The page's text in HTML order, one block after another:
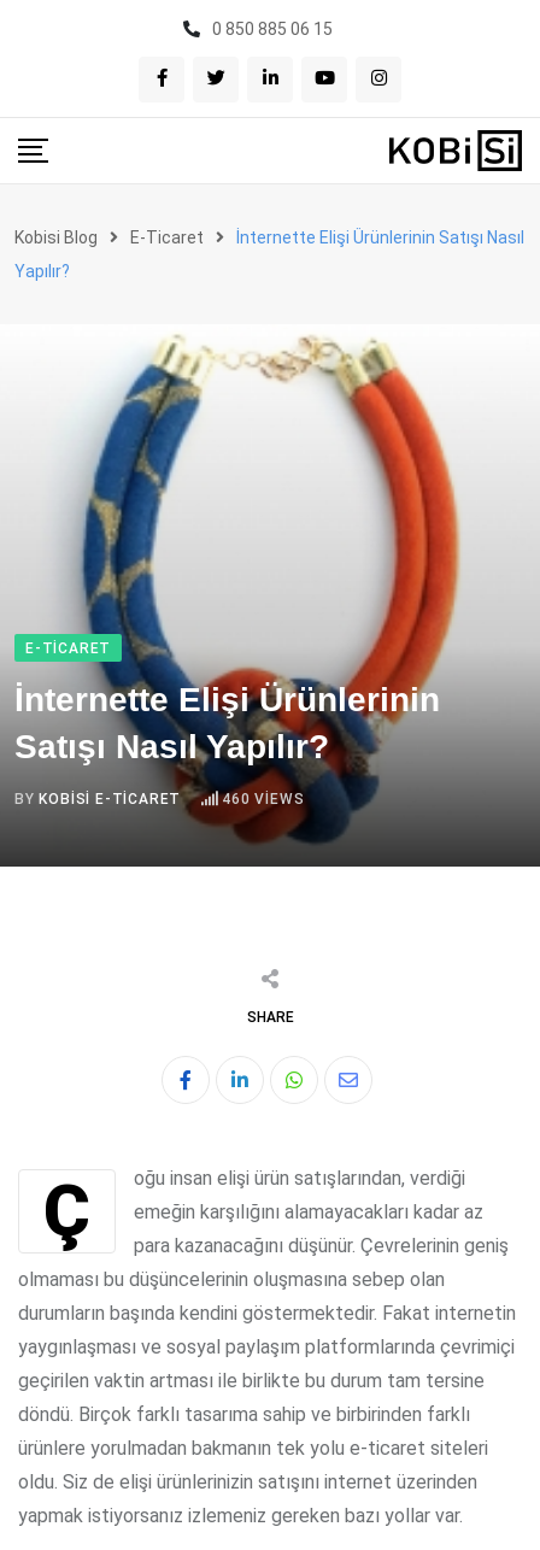
0 850 885 06 15
Kobisi Blog E-Ticaret
İnternette Elişi Ürünlerinin Satışı Nasıl
Yapılır?
E-TICARET
İnternette Elişi Ürünlerinin
Satışı Nasıl Yapılır?
BY KOBISI E-TICARET 460 VIEWS
SHARE
Whatsapp
Share
Çoğu insan elişi ürün satışlarından, verdiği
emeğin karşılığını alamayacakları kadar az
para kazanacağını düşünür. Çevrelerinin geniş
olmaması bu düşüncelerinin oluşmasına sebep olan
durumların başında kendini göstermektedir. Fakat internetin
yaygınlaşması ve sosyal paylaşım platformlarında çevrimiçi
geçirilen vaktin artması ile birlikte bu durum tam tersine
döndü. Birçok farklı tasarıma sahip ve birbirinden farklı
ürünlere yorulmadan bakmanın tek yolu e-ticaret siteleri
oldu. Siz de elişi ürünlerinizin satışını internet üzerinden
yapmak istiyorsanız izlemeniz gereken bazı yollar var.